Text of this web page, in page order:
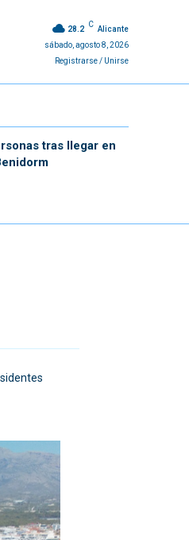
28.2
C
Alicante
sábado, agosto 8, 2026
Registrarse / Unirse
tras llegar en